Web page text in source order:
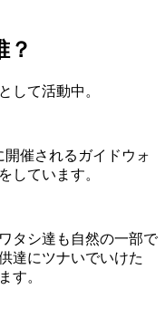
？
して活動中。
催されるガイドウォ
しています。
タシ達も自然の一部で
達にツナいでいけた
す。